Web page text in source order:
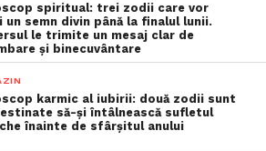
spiritual: trei zodii care vor
un semn divin până la finalul lunii.
le trimite un mesaj clar de
și binecuvântare
karmic al iubirii: două zodii sunt
să-și întâlnească sufletul
înainte de sfârșitul anului